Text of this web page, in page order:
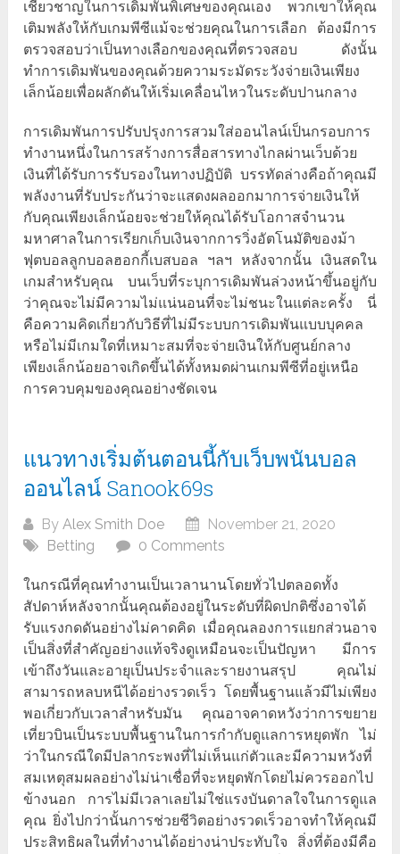
เชี่ยวชาญในการเดิมพันพิเศษของคุณเอง พวกเขาให้คุณ
เติมพลังให้กับเกมพีซีแม้จะช่วยคุณในการเลือก ต้องมีการ
ตรวจสอบว่าเป็นทางเลือกของคุณที่ตรวจสอบ ดังนั้น
ทำการเดิมพันของคุณด้วยความระมัดระวังจ่ายเงินเพียง
เล็กน้อยเพื่อผลักดันให้เริ่มเคลื่อนไหวในระดับปานกลาง
การเดิมพันการปรับปรุงการสวมใส่ออนไลน์เป็นกรอบการ
ทำงานหนึ่งในการสร้างการสื่อสารทางไกลผ่านเว็บด้วย
เงินที่ได้รับการรับรองในทางปฏิบัติ บรรทัดล่างคือถ้าคุณมี
พลังงานที่รับประกันว่าจะแสดงผลออกมาการจ่ายเงินให้
กับคุณเพียงเล็กน้อยจะช่วยให้คุณได้รับโอกาสจำนวน
มหาศาลในการเรียกเก็บเงินจากการวิ่งอัตโนมัติของม้า
ฟุตบอลลูกบอลฮอกกี้เบสบอล ฯลฯ หลังจากนั้น เงินสดใน
เกมสำหรับคุณ บนเว็บที่ระบุการเดิมพันล่วงหน้าขึ้นอยู่กับ
ว่าคุณจะไม่มีความไม่แน่นอนที่จะไม่ชนะในแต่ละครั้ง นี่
คือความคิดเกี่ยวกับวิธีที่ไม่มีระบบการเดิมพันแบบบุคคล
หรือไม่มีเกมใดที่เหมาะสมที่จะจ่ายเงินให้กับศูนย์กลาง
เพียงเล็กน้อยอาจเกิดขึ้นได้ทั้งหมดผ่านเกมพีซีที่อยู่เหนือ
การควบคุมของคุณอย่างชัดเจน
แนวทางเริ่มต้นตอนนี้กับเว็บพนันบอล
ออนไลน์ Sanook69s
ByAlex Smith Doe
November 21, 2020
Betting
0 Comments
ในกรณีที่คุณทำงานเป็นเวลานานโดยทั่วไปตลอดทั้ง
สัปดาห์หลังจากนั้นคุณต้องอยู่ในระดับที่ผิดปกติซึ่งอาจได้
รับแรงกดดันอย่างไม่คาดคิด เมื่อคุณลองการแยกส่วนอาจ
เป็นสิ่งที่สำคัญอย่างแท้จริงดูเหมือนจะเป็นปัญหา มีการ
เข้าถึงวันและอายุเป็นประจำและรายงานสรุป คุณไม่
สามารถหลบหนีได้อย่างรวดเร็ว โดยพื้นฐานแล้วมีไม่เพียง
พอเกี่ยวกับเวลาสำหรับมัน คุณอาจคาดหวังว่าการขยาย
เที่ยวบินเป็นระบบพื้นฐานในการกำกับดูแลการหยุดพัก ไม่
ว่าในกรณีใดมีปลากระพงที่ไม่เห็นแก่ตัวและมีความหวังที่
สมเหตุสมผลอย่างไม่น่าเชื่อที่จะหยุดพักโดยไม่ควรออกไป
ข้างนอก การไม่มีเวลาเลยไม่ใช่แรงบันดาลใจในการดูแล
คุณ ยิ่งไปกว่านั้นการช่วยชีวิตอย่างรวดเร็วอาจทำให้คุณมี
ประสิทธิผลในที่ทำงานได้อย่างน่าประทับใจ สิ่งที่ต้องมีคือ